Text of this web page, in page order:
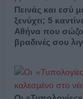
Πεινάς και εσύ
ξενύχτι; 5
Αθήνα που
βραδινές σου